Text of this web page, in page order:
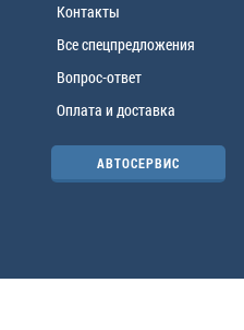
Контакты
Все спецпредложения
Вопрос-ответ
Оплата и доставка
АВТОСЕРВИС